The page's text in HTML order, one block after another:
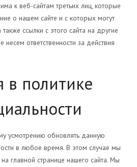
к веб-сайтам третьих лиц, которые
о нашем сайте и с которых могут
также ссылки с этого сайта на другие
несем ответственности за действия
в политике
усмотрению обновлять данную
в любое время. В этом случае мы
главной странице нашего сайта. Мы